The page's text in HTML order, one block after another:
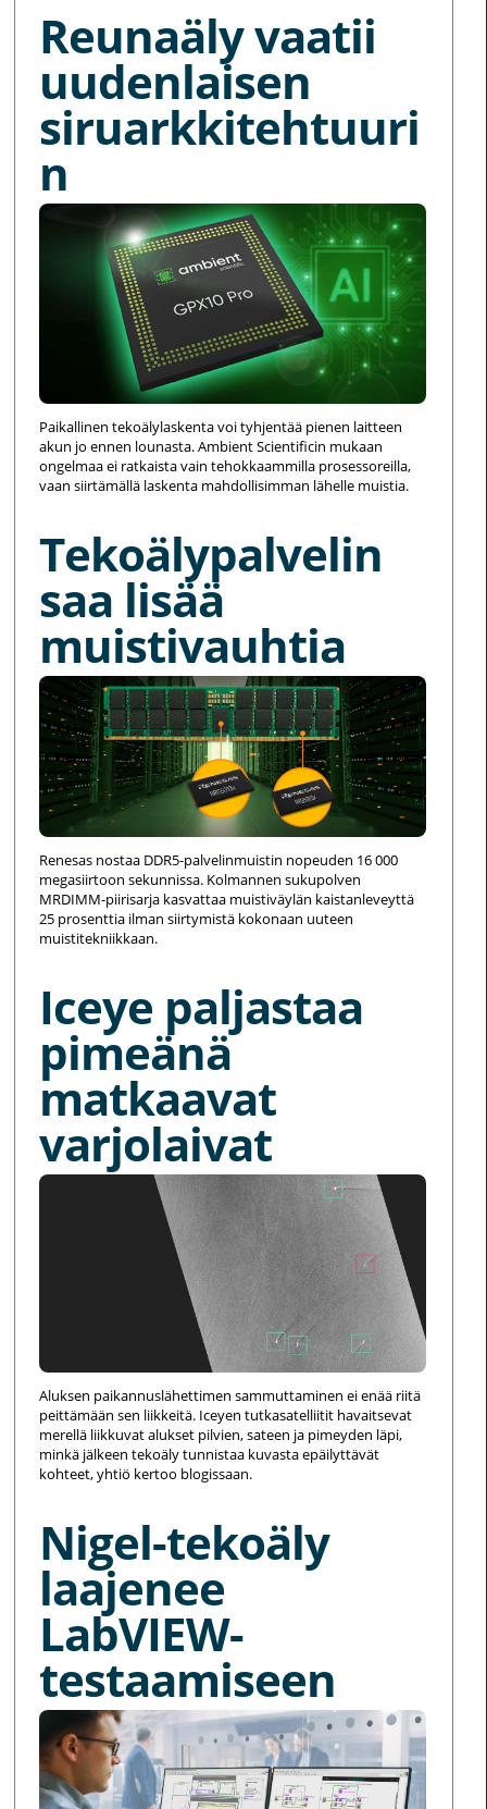
Reunaäly vaatii
uudenlaisen
siruarkkitehtuuri
n
Paikallinen tekoälylaskenta voi tyhjentää pienen laitteen
akun jo ennen lounasta. Ambient Scientificin mukaan
ongelmaa ei ratkaista vain tehokkaammilla prosessoreilla,
vaan siirtämällä laskenta mahdollisimman lähelle muistia.
Tekoälypalvelin
saa lisää
muistivauhtia
Renesas nostaa DDR5-palvelinmuistin nopeuden 16 000
megasiirtoon sekunnissa. Kolmannen sukupolven
MRDIMM-piirisarja kasvattaa muistiväylän kaistanleveyttä
25 prosenttia ilman siirtymistä kokonaan uuteen
muistitekniikkaan.
Iceye paljastaa
pimeänä
matkaavat
varjolaivat
Aluksen paikannuslähettimen sammuttaminen ei enää riitä
peittämään sen liikkeitä. Iceyen tutkasatelliitit havaitsevat
merellä liikkuvat alukset pilvien, sateen ja pimeyden läpi,
minkä jälkeen tekoäly tunnistaa kuvasta epäilyttävät
kohteet, yhtiö kertoo blogissaan.
Nigel-tekoäly
laajenee
LabVIEW-
testaamiseen